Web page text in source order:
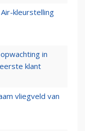
kleurstelling
in
klant
vliegveld van